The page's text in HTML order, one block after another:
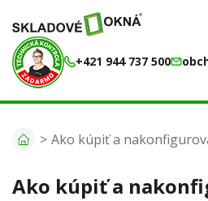
+421 944 737 500
Ako kúpiť a
Ako kúpiť a